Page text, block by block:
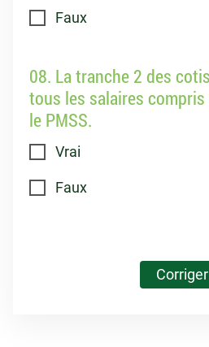
Faux
08. La tranche 2 des
tous les salaires
le PMSS.
Vrai
Faux
Corriger